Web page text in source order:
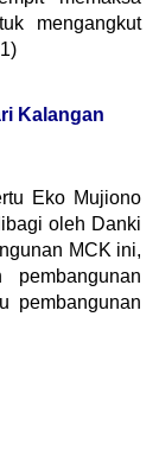
mengangkut
Kalangan
Eko Mujiono
oleh Danki
MCK ini,
pembangunan